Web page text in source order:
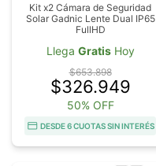
Kit x2 Cámara de Seguridad
Solar Gadnic Lente Dual IP65
FullHD
Llega GratisHoy
$653.898
$326.949
50% OFF
DESDE 6 CUOTAS SIN INTERÉS